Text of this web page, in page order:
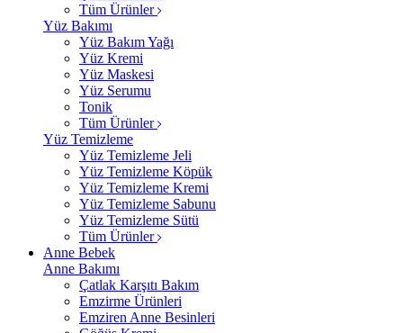
Tüm Ürünler
Yüz Bakımı
Yüz Bakım Yağı
Yüz Kremi
Yüz Maskesi
Yüz Serumu
Tonik
Tüm Ürünler
Yüz Temizleme
Yüz Temizleme Jeli
Yüz Temizleme Köpük
Yüz Temizleme Kremi
Yüz Temizleme Sabunu
Yüz Temizleme Sütü
Tüm Ürünler
Anne Bebek
Anne Bakımı
Çatlak Karşıtı Bakım
Emzirme Ürünleri
Emziren Anne Besinleri